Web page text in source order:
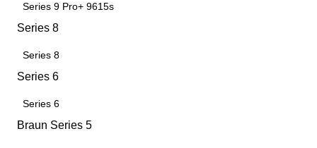
Series 9 Pro+ 9615s
Series 8
Series 8
Series 6
Series 6
Braun Series 5